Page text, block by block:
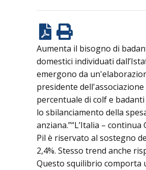
Aumenta il bisogno di
domestici individuati
emergono da
presidente
percentuale di colf e
lo sbilanciamento della
anziana.”“L’Italia –
Pil è riservato al sostegno
2,4%. Stesso trend anche
Questo squilibrio comporta